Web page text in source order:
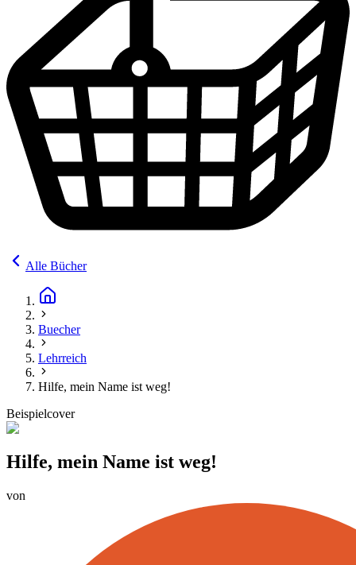
Alle Bücher
Buecher
Lehrreich
Hilfe, mein Name ist weg!
Beispielcover
Hilfe, mein Name ist weg!
von